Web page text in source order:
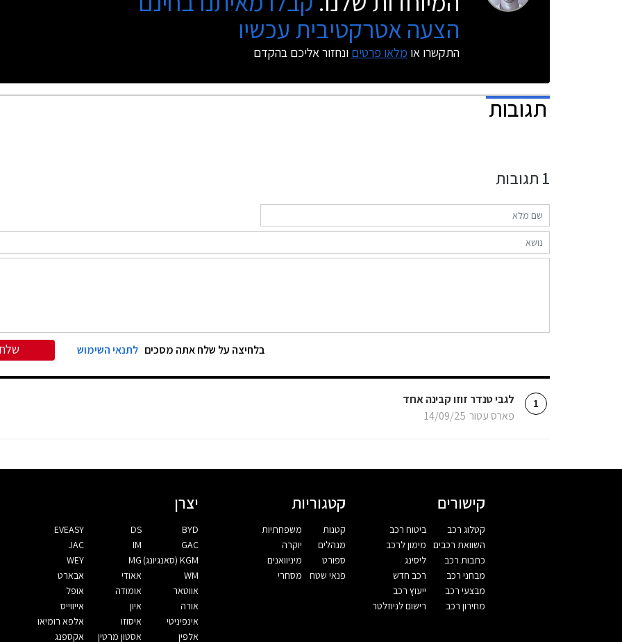
הצעה אטרקטיבית עכשיו
התקשרו או מלאו פרטים ונחזור אליכם בהקדם
תגובות
1 תגובות
בלחיצה על שלח אתה מסכים לתנאי השימוש
1
‏לגבי טנדר זוזו קבינה אחד
פארס עטור 14/09/25
קישורים
קטלוג רכב
השוואת רכבים
כתבות רכב
מבחני רכב
מבצעי רכב
מחירון רכב
ביטוח רכב
מימון לרכב
ליסינג
רכב חדש
ייעוץ רכב
רישום לניוזלטר
קטגוריות
קטנות
מנהלים
ספורט
פנאי שטח
משפחתיות
יוקרה
מיניוואנים
מסחרי
יצרן
BYD
DS
EVEASY
GAC
IM
JAC
KGM (סאנגיונג)
MG
WEY
WM
אאודי
אבארט
אווטאר
אומודה
אופל
אורה
איון
אייווייס
אינפיניטי
איסוזו
אלפא רומיאו
אלפין
אסטון מרטין
אקספנג